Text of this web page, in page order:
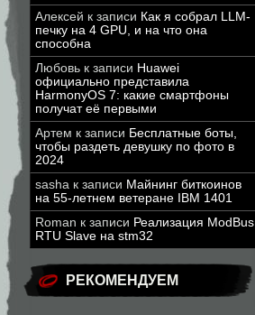
Алексей к записи Как я собрал LLM-
печку на 4 GPU, и на что она
способна
Любовь к записи Huawei
официально представила
HarmonyOS 7: какие смартфоны
получат её первыми
Артем к записи Бесплатные боты,
чтобы раздеть девушку по фото в
2024
sasha к записи Майнинг биткоинов
на 55-летнем ветеране IBM 1401
Roman к записи Реализация ModBus
RTU Slave на stm32
РЕКОМЕНДУЕМ